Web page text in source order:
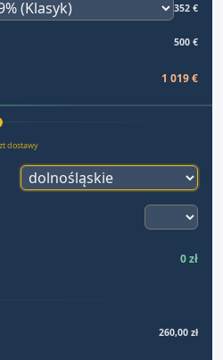
352 €
500 €
1 019 €
dostawy
0 zł
260,00 zł